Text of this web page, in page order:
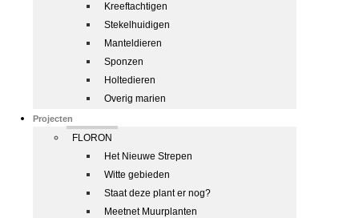
Kreeftachtigen
Stekelhuidigen
Manteldieren
Sponzen
Holtedieren
Overig marien
Projecten
FLORON
Het Nieuwe Strepen
Witte gebieden
Staat deze plant er nog?
Meetnet Muurplanten